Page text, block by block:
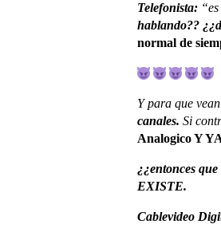
Telefonista:
hablando??
normal de
Y para que
canales. Si
Analogico Y
¿¿entonces
EXISTE.
Cablevideo